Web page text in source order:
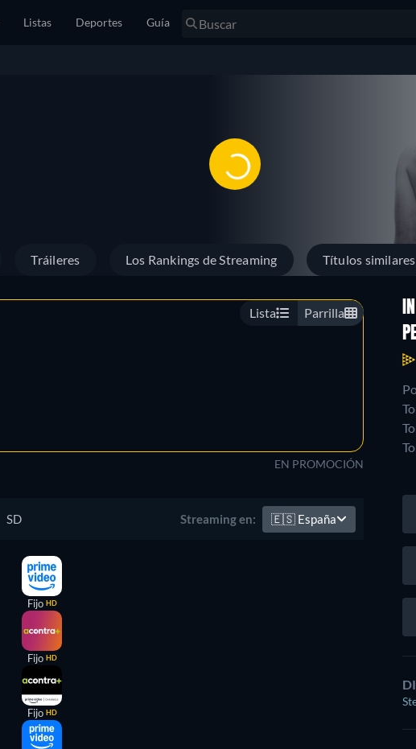
Listas Deportes Guía
Tráileres Los Rankings de Streaming Títulos similares
Lista Parrilla
EN PROMOCIÓN
SD Streaming en: 🇪🇸 España
Fijo HD
Fijo HD
Fijo HD